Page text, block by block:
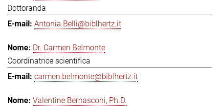
Dottoranda
Antonia.Belli@biblhertz.it
Dr. Carmen Belmonte
Coordinatrice scientifica
carmen.belmonte@biblhertz.it
Valentine Bernasconi, Ph.D.